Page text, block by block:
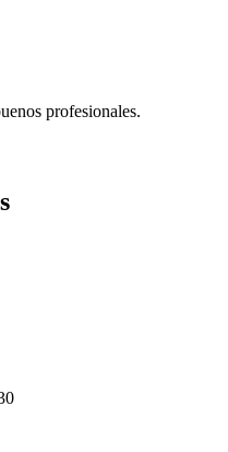
profesionales.